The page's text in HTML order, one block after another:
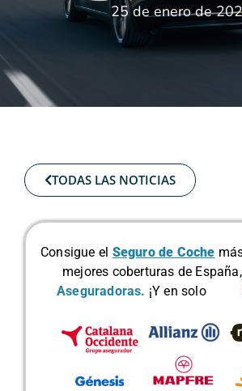
25 de enero de
TODAS LAS NOTICIAS
Consigue el Seguro de Coche
mejores coberturas de
Aseguradoras. ¡Y en solo